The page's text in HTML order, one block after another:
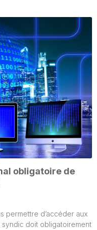
obligatoire de
permettre d’accéder aux
doit obligatoirement